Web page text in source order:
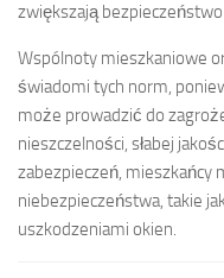
zwiększają
Wspólnoty mieszkaniowe
świadomi tych norm,
może prowadzić do
nieszczelności, słabej
zabezpieczeń, mieszkańcy
niebezpieczeństwa, takie
uszkodzeniami okien.